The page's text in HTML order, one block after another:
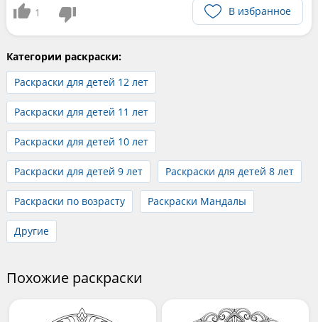
1 В избранное
Категории раскраски:
Раскраски для детей 12 лет
Раскраски для детей 11 лет
Раскраски для детей 10 лет
Раскраски для детей 9 лет Раскраски для детей 8 лет
Раскраски по возрасту Раскраски Мандалы
Другие
Похожие раскраски